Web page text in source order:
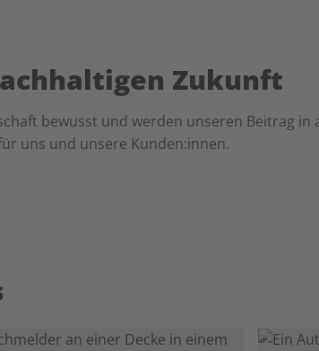
Zukunft
bewusst und werden unseren Beitrag
uns und unsere Kunden:innen.